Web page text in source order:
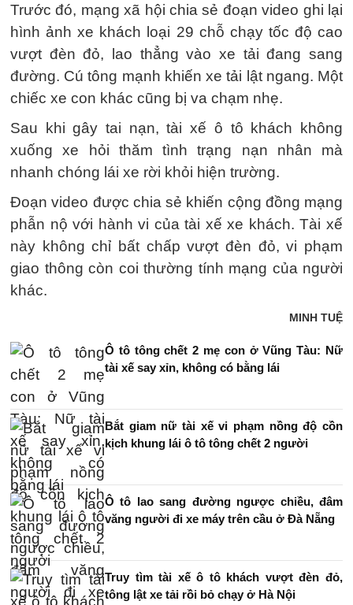
Trước đó, mạng xã hội chia sẻ đoạn video ghi lại
hình ảnh xe khách loại 29 chỗ chạy tốc độ cao
vượt đèn đỏ, lao thẳng vào xe tải đang sang
đường. Cú tông mạnh khiến xe tải lật ngang. Một
chiếc xe con khác cũng bị va chạm nhẹ.
Sau khi gây tai nạn, tài xế ô tô khách không
xuống xe hỏi thăm tình trạng nạn nhân mà
nhanh chóng lái xe rời khỏi hiện trường.
Đoạn video được chia sẻ khiến cộng đồng mạng
phẫn nộ với hành vi của tài xế xe khách. Tài xế
này không chỉ bất chấp vượt đèn đỏ, vi phạm
giao thông còn coi thường tính mạng của người
khác.
MINH TUỆ
Ô tô tông chết 2 mẹ con ở Vũng Tàu: Nữ
tài xế say xỉn, không có bằng lái
Bắt giam nữ tài xế vi phạm nồng độ cồn
kịch khung lái ô tô tông chết 2 người
Ô tô lao sang đường ngược chiều, đâm
văng người đi xe máy trên cầu ở Đà Nẵng
Truy tìm tài xế ô tô khách vượt đèn đỏ,
tông lật xe tải rồi bỏ chạy ở Hà Nội